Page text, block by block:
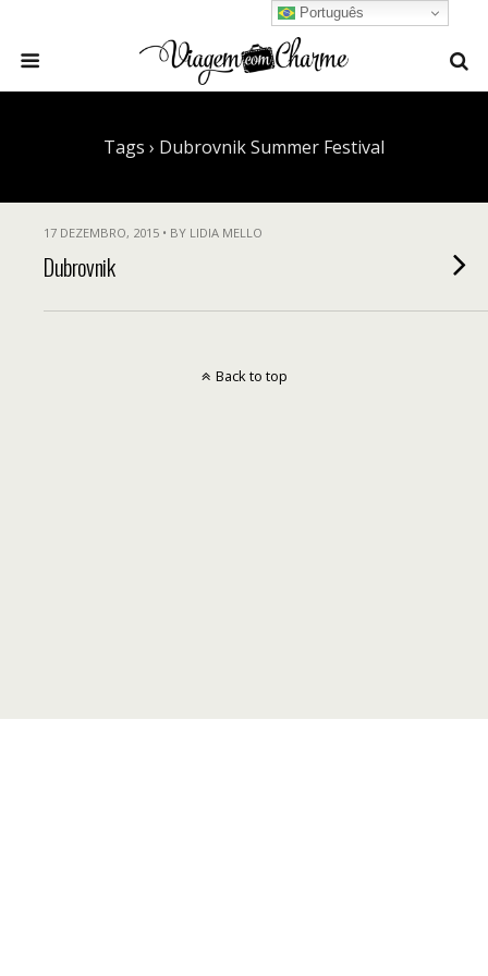
Tags › Dubrovnik Summer Festival
17 DEZEMBRO, 2015 • BY LIDIA MELLO
Dubrovnik
Português
Back to top